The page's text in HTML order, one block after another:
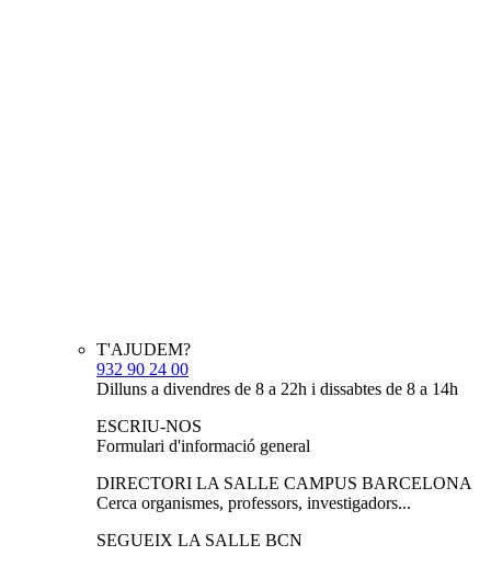
T'AJUDEM?
932 90 24 00
Dilluns a divendres de 8 a 22h i dissabtes de 8 a 14h
ESCRIU-NOS
Formulari d'informació general
DIRECTORI LA SALLE CAMPUS BARCELONA
Cerca organismes, professors, investigadors...
SEGUEIX LA SALLE BCN